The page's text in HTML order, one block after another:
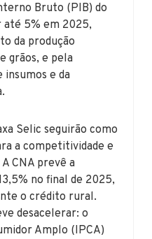
Bruto (PIB) do
até 5% em 2025,
da produção
grãos, e pela
insumos e da
Selic seguirão como
a competitividade e
CNA prevê a
no final de 2025,
o crédito rural.
desacelerar: o
Amplo (IPCA)